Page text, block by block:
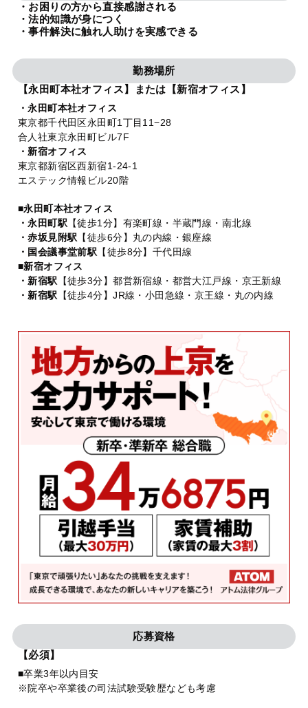
・お困りの方から直接感謝される
・法的知識が身につく
・事件解決に触れ人助けを実感できる
勤務場所
【永田町本社オフィス】または【新宿オフィス】
・永田町本社オフィス
東京都千代田区永田町1丁目11−28
合人社東京永田町ビル7F
・新宿オフィス
東京都新宿区西新宿1-24-1
エステック情報ビル20階
■永田町本社オフィス
・永田町駅 【徒歩1分】有楽町線・半蔵門線・南北線
・赤坂見附駅 【徒歩6分】丸の内線・銀座線
・国会議事堂前駅 【徒歩8分】千代田線
■新宿オフィス
・新宿駅 【徒歩3分】都営新宿線・都営大江戸線・京王新線
・新宿駅 【徒歩4分】JR線・小田急線・京王線・丸の内線
応募資格
【必須】
■卒業3年以内目安
※院卒や卒業後の司法試験受験歴なども考慮